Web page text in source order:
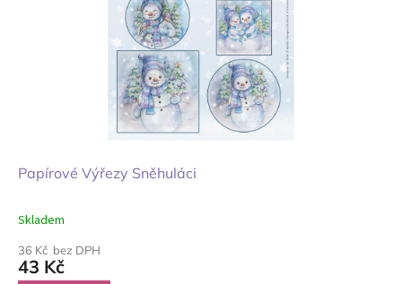
Papírové Výřezy Sněhuláci
Skladem
36 Kč bez DPH
43 Kč